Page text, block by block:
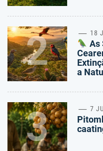
2 18
As
a
3 7